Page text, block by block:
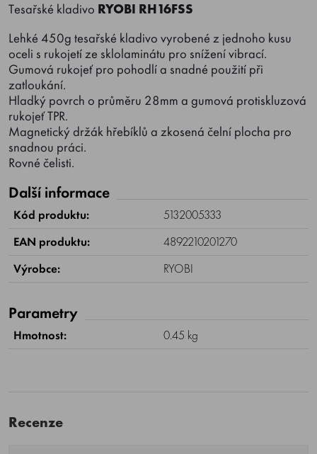
Tesařské kladivo RYOBI RH16FSS
Lehké 450g tesařské kladivo vyrobené z jednoho kusu
oceli s rukojetí ze sklolaminátu pro snížení vibrací.
Gumová rukojeť pro pohodlí a snadné použití při
zatloukání.
Hladký povrch o průměru 28mm a gumová protiskluzová
rukojeť TPR.
Magnetický držák hřebíklů a zkosená čelní plocha pro
snadnou práci.
Rovné čelisti.
Další informace
Kód produktu:
5132005333
EAN produktu:
4892210201270
Výrobce:
RYOBI
Parametry
Hmotnost: 0.45 kg
Recenze